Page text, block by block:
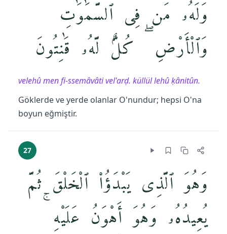
وَلَهُۥ مَن فِى ٱلسَّمَٰوَٰتِ
وَٱلْأَرْضِ ۖ كُلٌّۭ لَّهُۥ قَٰنِتُونَ
velehû men fi-ssemâvâti vel'arḍ. küllül lehû ḳânitûn.
Göklerde ve yerde olanlar O'nundur; hepsi O'na
boyun eğmiştir.
27
وَهُوَ ٱلَّذِى يَبْدَؤُا۟ ٱلْخَلْقَ ثُمَّ
يُعِيدُهُۥ وَهُوَ أَهْوَنُ عَلَيْهِ ۚ